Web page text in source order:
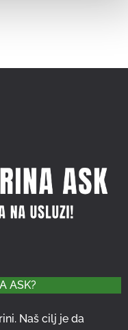
ASK?
Naš cilj je da